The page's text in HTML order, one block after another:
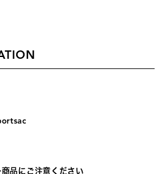
品にご注意ください